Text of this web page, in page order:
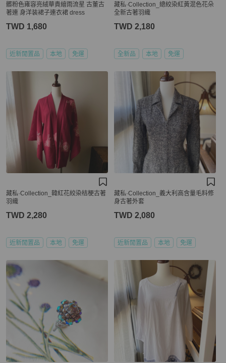
髒粉色雍容亮絨華貴繪雨流星 古董古
著連 身洋装裙子連衣裙 dress
TWD 1,680
近新閒置品 本地 免運
藏私·Collection_總絞染紅黃混色花朵
全新古著羽織
TWD 2,180
全新品 本地 免運
藏私·Collection_韓紅花絞染桔梗古著
羽織
TWD 2,280
近新閒置品 本地 免運
藏私·Collection_義大利高含量毛料修
身古著外套
TWD 2,080
近新閒置品 本地 免運